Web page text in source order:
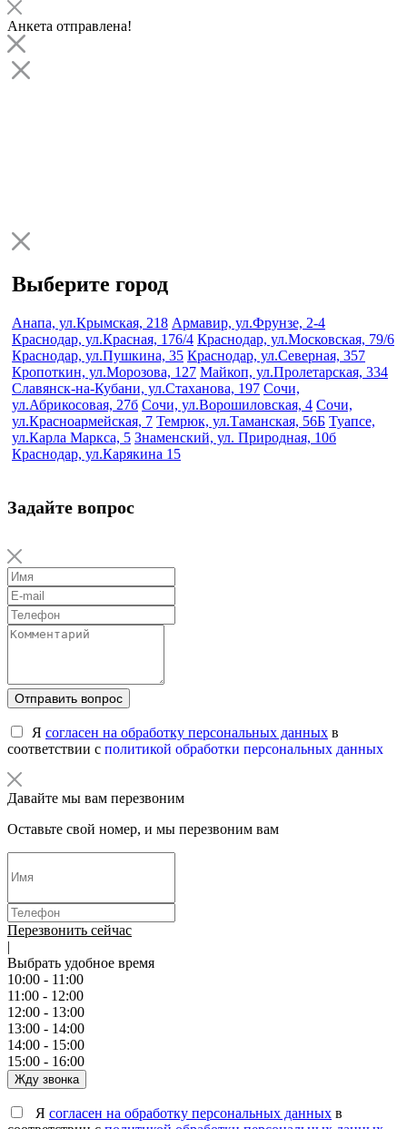
Анкета отправлена!
Выберите город
Анапа, ул.Крымская, 218 Армавир, ул.Фрунзе, 2-4
Краснодар, ул.Красная, 176/4 Краснодар, ул.Московская, 79/6
Краснодар, ул.Пушкина, 35 Краснодар, ул.Северная, 357
Кропоткин, ул.Морозова, 127 Майкоп, ул.Пролетарская, 334
Славянск-на-Кубани, ул.Стаханова, 197 Сочи,
ул.Абрикосовая, 27б Сочи, ул.Ворошиловская, 4 Сочи,
ул.Красноармейская, 7 Темрюк, ул.Таманская, 56Б Туапсе,
ул.Карла Маркса, 5 Знаменский, ул. Природная, 10б
Краснодар, ул.Карякина 15
Задайте вопрос
Отправить вопрос
Я согласен на обработку персональных данных в
соответствии с политикой обработки персональных данных
Давайте мы вам перезвоним
Оставьте свой номер, и мы перезвоним вам
Перезвонить сейчас
|
Выбрать удобное время
10:00 - 11:00
11:00 - 12:00
12:00 - 13:00
13:00 - 14:00
14:00 - 15:00
15:00 - 16:00
Жду звонка
Я согласен на обработку персональных данных в